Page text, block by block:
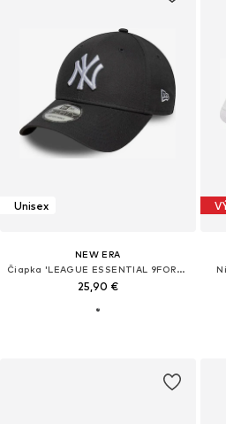
Unisex
NEW ERA
Čiapka 'LEAGUE ESSENTIAL 9FORTY NEYYAN'
25,90 €